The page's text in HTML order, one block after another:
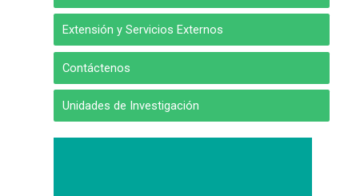
Extensión y Servicios Externos
Contáctenos
Unidades de Investigación